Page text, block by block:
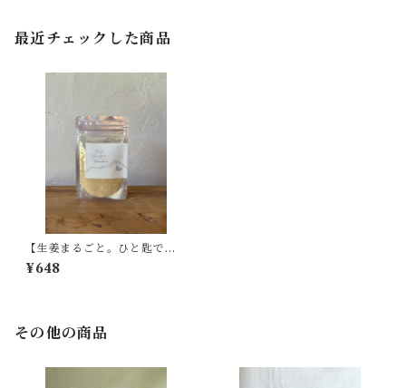
最近チェックした商品
【生姜まるごと。ひと匙で味
わう】ジンジャーパウダー(30
g)
¥648
その他の商品